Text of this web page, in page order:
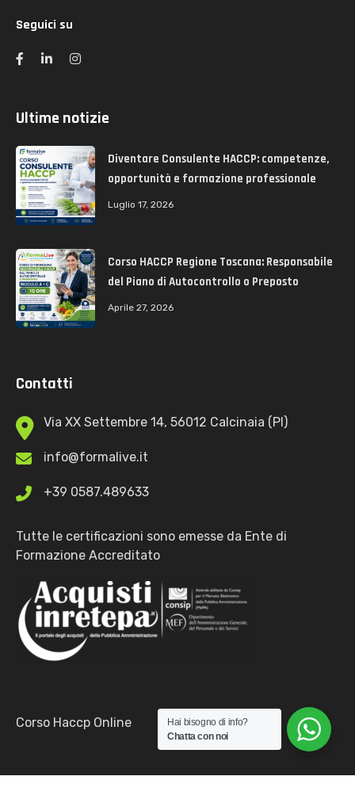
Seguici su
Ultime notizie
Diventare Consulente HACCP: competenze,
opportunità e formazione professionale
Luglio 17, 2026
Corso HACCP Regione Toscana: Responsabile
del Piano di Autocontrollo o Preposto
Aprile 27, 2026
Contatti
Via XX Settembre 14, 56012 Calcinaia (PI)
info@formalive.it
+39 0587.489633
Tutte le certificazioni sono emesse da Ente di
Formazione Accreditato
Corso Haccp Online
Hai bisogno di info?
Chatta con noi